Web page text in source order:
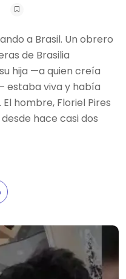
a Brasil. Un obrero
de Brasilia
hija —a quien creía
estaba viva y había
hombre, Floriel Pires
hace casi dos